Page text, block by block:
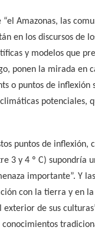
Amazonas, las
en los discursos de
y modelos que
ponen la mirada en
o puntos de
potenciales,
puntos de
3 y 4 º C)
importante”. Y
con la tierra y en
de sus